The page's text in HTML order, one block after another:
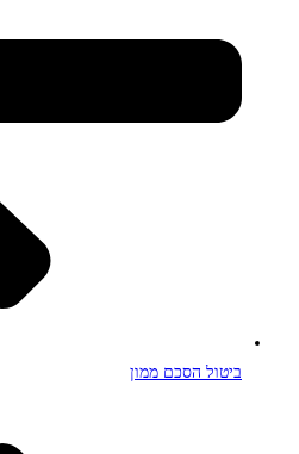
ביטול הסכם ממון